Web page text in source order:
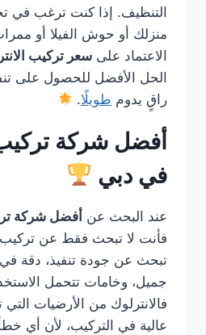
التنظيف. إذا كنت ترغب
منزلك أو حوش الفيلا أو
الاعتماد على سعر تركيب
الحل الأفضل للحصول على
راقٍ يدوم طويلًا.
أفضل شركة
في دبي
عند البحث عن أفضل شركة
فأنت لا تبحث فقط عن
تبحث عن جودة تنفيذ، دقة
جميل، وخامات تتحمل
فالانترلوك من الأرضيات التي
عالية في التركيب، لأن أي